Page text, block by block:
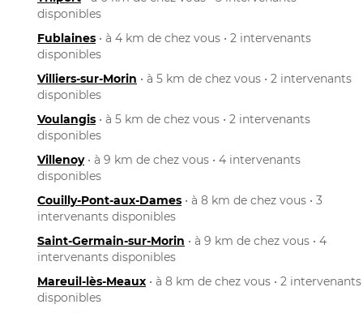
disponibles
Fublaines • à 4 km de chez vous • 2 intervenants
disponibles
Villiers-sur-Morin • à 5 km de chez vous • 2 intervenants
disponibles
Voulangis • à 5 km de chez vous • 2 intervenants
disponibles
Villenoy• à 9 km de chez vous • 4 intervenants
disponibles
Couilly-Pont-aux-Dames • à 8 km de chez vous • 3
intervenants disponibles
Saint-Germain-sur-Morin • à 9 km de chez vous • 4
intervenants disponibles
Mareuil-lès-Meaux • à 8 km de chez vous • 2 intervenants
disponibles